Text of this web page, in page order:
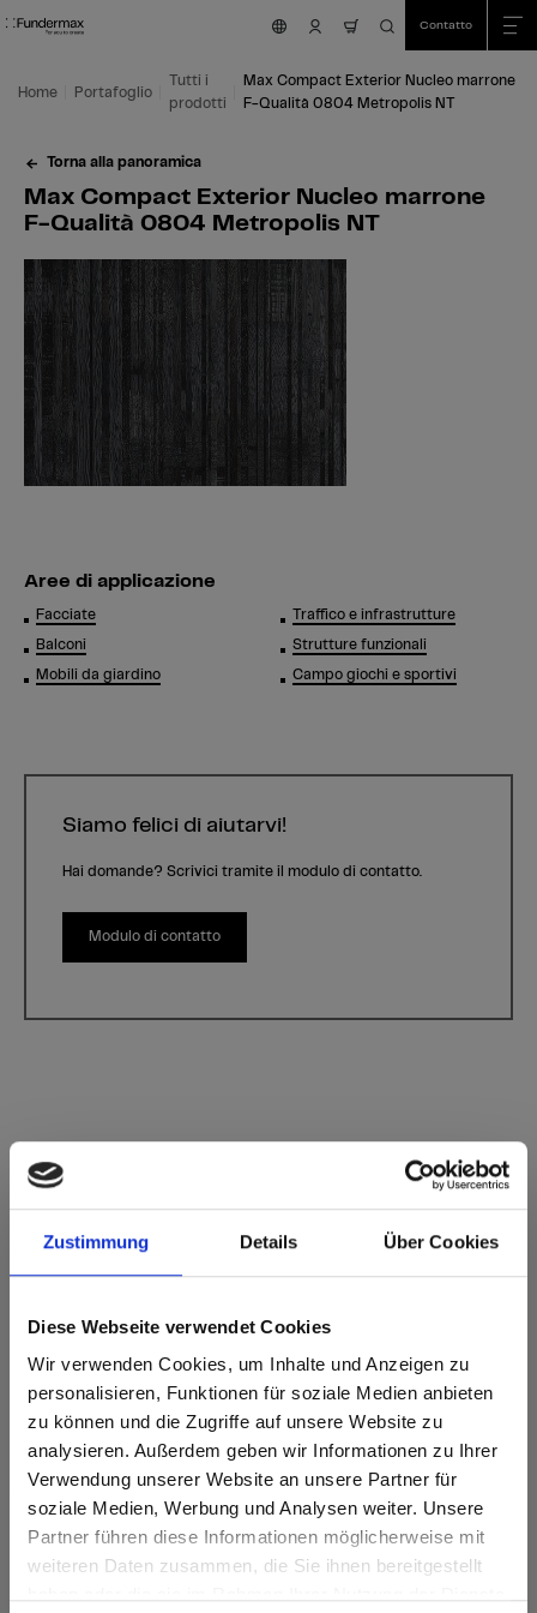
Zustimmung Details Über Cookies
Diese Webseite verwendet Cookies
Wir verwenden Cookies, um Inhalte und Anzeigen zu
personalisieren, Funktionen für soziale Medien anbieten
zu können und die Zugriffe auf unsere Website zu
analysieren. Außerdem geben wir Informationen zu Ihrer
Verwendung unserer Website an unsere Partner für
soziale Medien, Werbung und Analysen weiter. Unsere
Partner führen diese Informationen möglicherweise mit
weiteren Daten zusammen, die Sie ihnen bereitgestellt
Are you based in the Stati Uniti?
Go to the Fundermax North America website directly from
Vai al contenuto principale
Vai all'indice
Vai al menu principale
nav.cart.item.count
Contatto
Home Portafoglio
Tutti i
prodotti
Max Compact Exterior Nucleo marrone
F-Qualità 0804 Metropolis NT
Torna alla panoramica
Max Compact Exterior Nucleo marrone
F-Qualità 0804 Metropolis NT
Aree di applicazione
Facciate
Balconi
Mobili da giardino
Traffico e infrastrutture
Strutture funzionali
Campo giochi e sportivi
Siamo felici di aiutarvi!
Hai domande? Scrivici tramite il modulo di contatto.
Modulo di contatto
Max Compact Exterior Nucleo marrone F-
Qualità 0804 Metropolis NT
Altamente resistente
alle intemperie
Resistenza alla luce
ottimale
Resistente ai graffi
Resistente ai solventi